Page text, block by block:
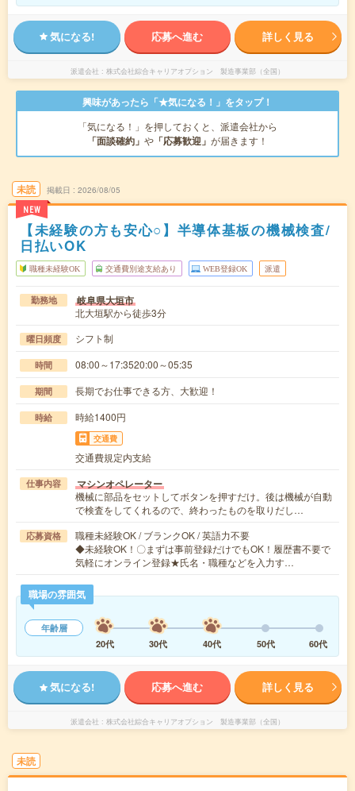
気になる! 応募へ進む 詳しく見る
派遣会社 株式会社綜合キャリアオプション 製造事業部（全国）
興味があったら「★気になる！」をタップ！
「気になる！」を押しておくと、派遣会社から
「面談確約」 や 「応募歓迎」 が届きます！
未読
NEW
掲載日 2026/08/05
【未経験の方も安心○】半導体基板の機械検査/
日払いOK
職種未経験OK 交通費別途支給あり WEB登録OK 派遣
勤務地 岐阜県大垣市
北大垣駅から徒歩3分
曜日頻度 シフト制
時間 08:00～17:3520:00～05:35
期間 長期でお仕事できる方、大歓迎！
時給 時給1400円
交通費
交通費規定内支給
仕事内容 マシンオペレーター
機械に部品をセットしてボタンを押すだけ。後は機械が自動
で検査をしてくれるので、終わったものを取りだし…
応募資格
職種未経験OK / ブランクOK / 英語力不要
◆未経験OK！〇まずは事前登録だけでもOK！履歴書不要で
気軽にオンライン登録★氏名・職種などを入力す…
職場の雰囲気
年齢層
20代
30代 40代 50代 60代
気になる! 応募へ進む 詳しく見る
派遣会社 株式会社綜合キャリアオプション 製造事業部（全国）
未読